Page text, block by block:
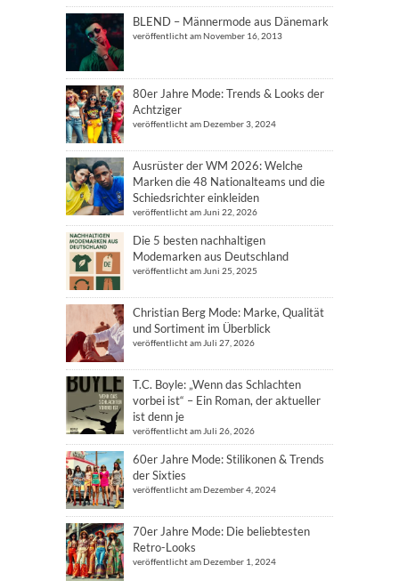
BLEND – Männermode aus Dänemark
veröffentlicht am November 16, 2013
80er Jahre Mode: Trends & Looks der
Achtziger
veröffentlicht am Dezember 3, 2024
Ausrüster der WM 2026: Welche
Marken die 48 Nationalteams und die
Schiedsrichter einkleiden
veröffentlicht am Juni 22, 2026
Die 5 besten nachhaltigen
Modemarken aus Deutschland
veröffentlicht am Juni 25, 2025
Christian Berg Mode: Marke, Qualität
und Sortiment im Überblick
veröffentlicht am Juli 27, 2026
T.C. Boyle: „Wenn das Schlachten
vorbei ist“ – Ein Roman, der aktueller
ist denn je
veröffentlicht am Juli 26, 2026
60er Jahre Mode: Stilikonen & Trends
der Sixties
veröffentlicht am Dezember 4, 2024
70er Jahre Mode: Die beliebtesten
Retro-Looks
veröffentlicht am Dezember 1, 2024